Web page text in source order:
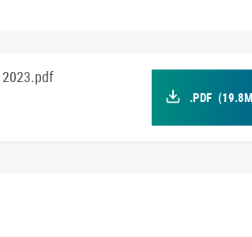
2023.pdf
.PDF